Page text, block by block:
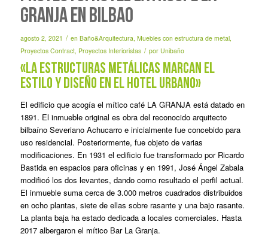
GRANJA EN BILBAO
agosto 2, 2021 / en Baño&Arquitectura, Muebles con estructura de metal,
Proyectos Contract, Proyectos Interioristas / por Unibaño
«La estructuras metálicas marcan el
estilo y diseño en el hotel urbano»
El edificio que acogía el mítico café LA GRANJA está datado en
1891. El inmueble original es obra del reconocido arquitecto
bilbaíno Severiano Achucarro e inicialmente fue concebido para
uso residencial. Posteriormente, fue objeto de varias
modificaciones. En 1931 el edificio fue transformado por Ricardo
Bastida en espacios para oficinas y en 1991, José Ángel Zabala
modificó los dos levantes, dando como resultado el perfil actual.
El inmueble suma cerca de 3.000 metros cuadrados distribuidos
en ocho plantas, siete de ellas sobre rasante y una bajo rasante.
La planta baja ha estado dedicada a locales comerciales. Hasta
2017 albergaron el mítico Bar La Granja.